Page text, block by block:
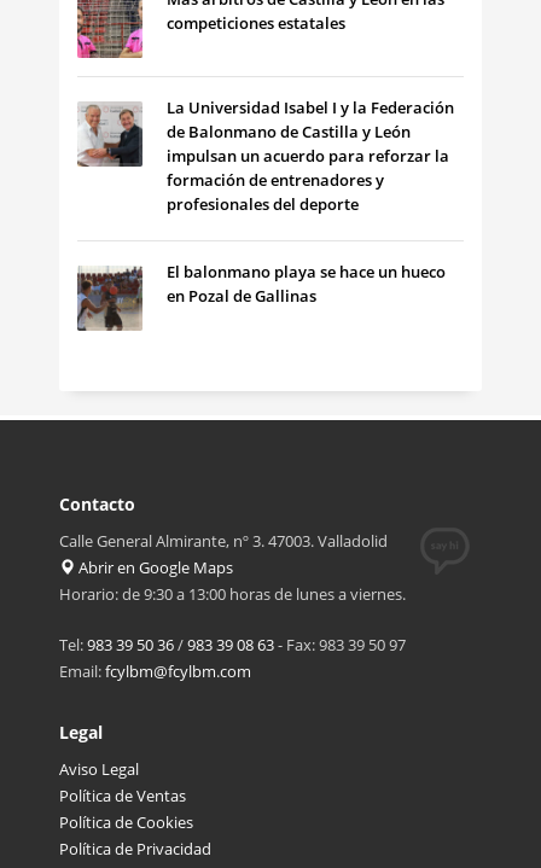
competiciones estatales
La Universidad Isabel I y la Federación
de Balonmano de Castilla y León
impulsan un acuerdo para reforzar la
formación de entrenadores y
profesionales del deporte
El balonmano playa se hace un hueco
en Pozal de Gallinas
Contacto
Calle General Almirante, nº 3. 47003. Valladolid
Abrir en Google Maps
Horario: de 9:30 a 13:00 horas de lunes a viernes.
Tel:983 39 50 36/983 39 08 63- Fax: 983 39 50 97
Email:fcylbm@fcylbm.com
Legal
Aviso Legal
Política de Ventas
Política de Cookies
Política de Privacidad